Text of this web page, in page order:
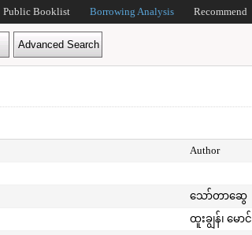
Public Booklist Borrowing Analysis Recommend
Author
သော်တာဆွေ
ထူးချွန်၊ မောင်